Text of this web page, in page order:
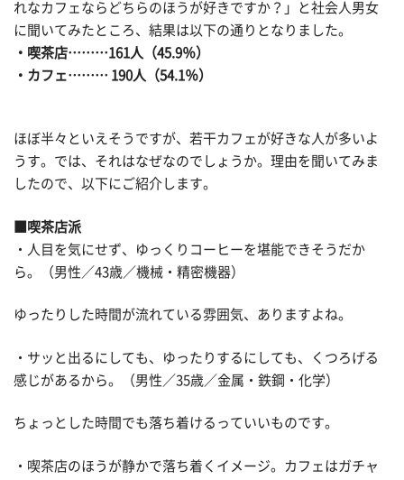
れなカフェならどちらのほうが好きですか？」と社会人男女
に聞いてみたところ、結果は以下の通りとなりました。
・喫茶店………161人（45.9％）
・カフェ……… 190人（54.1％）
ほぼ半々といえそうですが、若干カフェが好きな人が多いよ
うす。では、それはなぜなのでしょうか。理由を聞いてみま
したので、以下にご紹介します。
■喫茶店派
・人目を気にせず、ゆっくりコーヒーを堪能できそうだか
ら。（男性／43歳／機械・精密機器）
ゆったりした時間が流れている雰囲気、ありますよね。
・サッと出るにしても、ゆったりするにしても、くつろげる
感じがあるから。（男性／35歳／金属・鉄鋼・化学）
ちょっとした時間でも落ち着けるっていいものです。
・喫茶店のほうが静かで落ち着くイメージ。カフェはガチャ